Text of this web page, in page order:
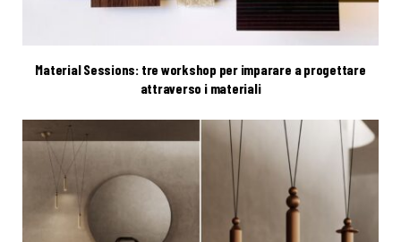
Material Sessions: tre workshop per imparare a progettare
attraverso i materiali